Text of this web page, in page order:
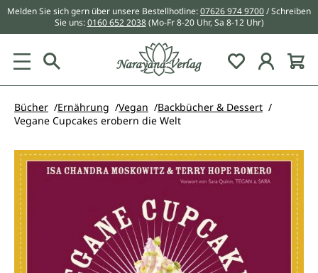
springen
Melden Sie sich gern über unsere Bestellhotline:07626 974 9700/ Schreiben
Sie uns:0160 652 2038 (Mo-Fr 8-20 Uhr, Sa 8-12 Uhr)
Du hast 0
Bücher Ernährung Vegan
Backbücher & Dessert
Vegane Cupcakes erobern die Welt
Bildergalerie überspringen